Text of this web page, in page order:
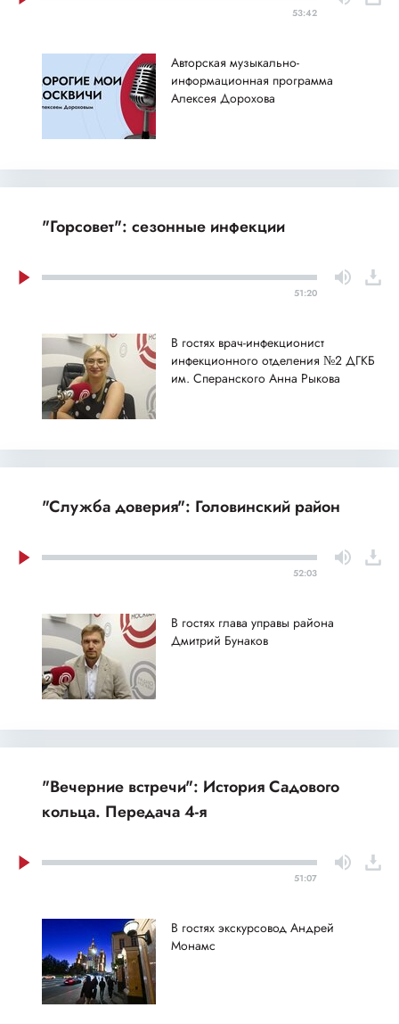
53:42
Авторская музыкально-
информационная программа
Алексея Дорохова
"Горсовет": сезонные инфекции
51:20
В гостях врач-инфекционист
инфекционного отделения №2 ДГКБ
им. Сперанского Анна Рыкова
"Служба доверия": Головинский район
52:03
В гостях глава управы района
Дмитрий Бунаков
"Вечерние встречи": История Садового
кольца. Передача 4-я
51:07
В гостях экскурсовод Андрей
Монамс